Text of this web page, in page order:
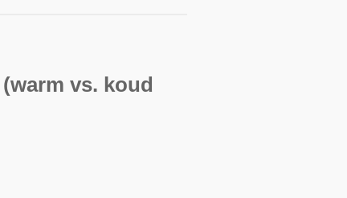
vs. koud